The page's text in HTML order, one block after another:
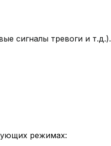
сигналы тревоги и т.д.).
режимах: